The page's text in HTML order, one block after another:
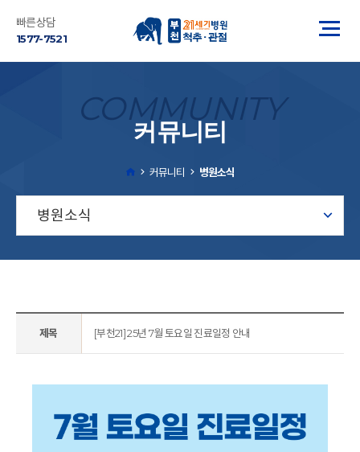
빠른상담
1577-7521
COMMUNITY
커뮤니티
커뮤니티 병원소식
병원소식
제목 [부천21] 25년 7월 토요일 진료일정 안내